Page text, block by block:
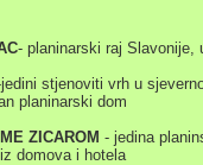
- planinarski raj Slavonije,
stjenoviti vrh u
planinarski dom
ZICAROM - jedina
domova i hotela